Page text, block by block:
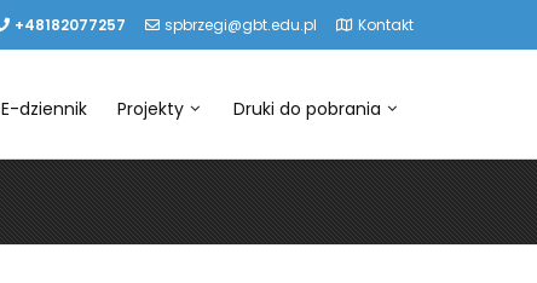
+48182077257 spbrzegi@gbt.edu.pl Kontakt
E-dziennik Projekty Druki do pobrania